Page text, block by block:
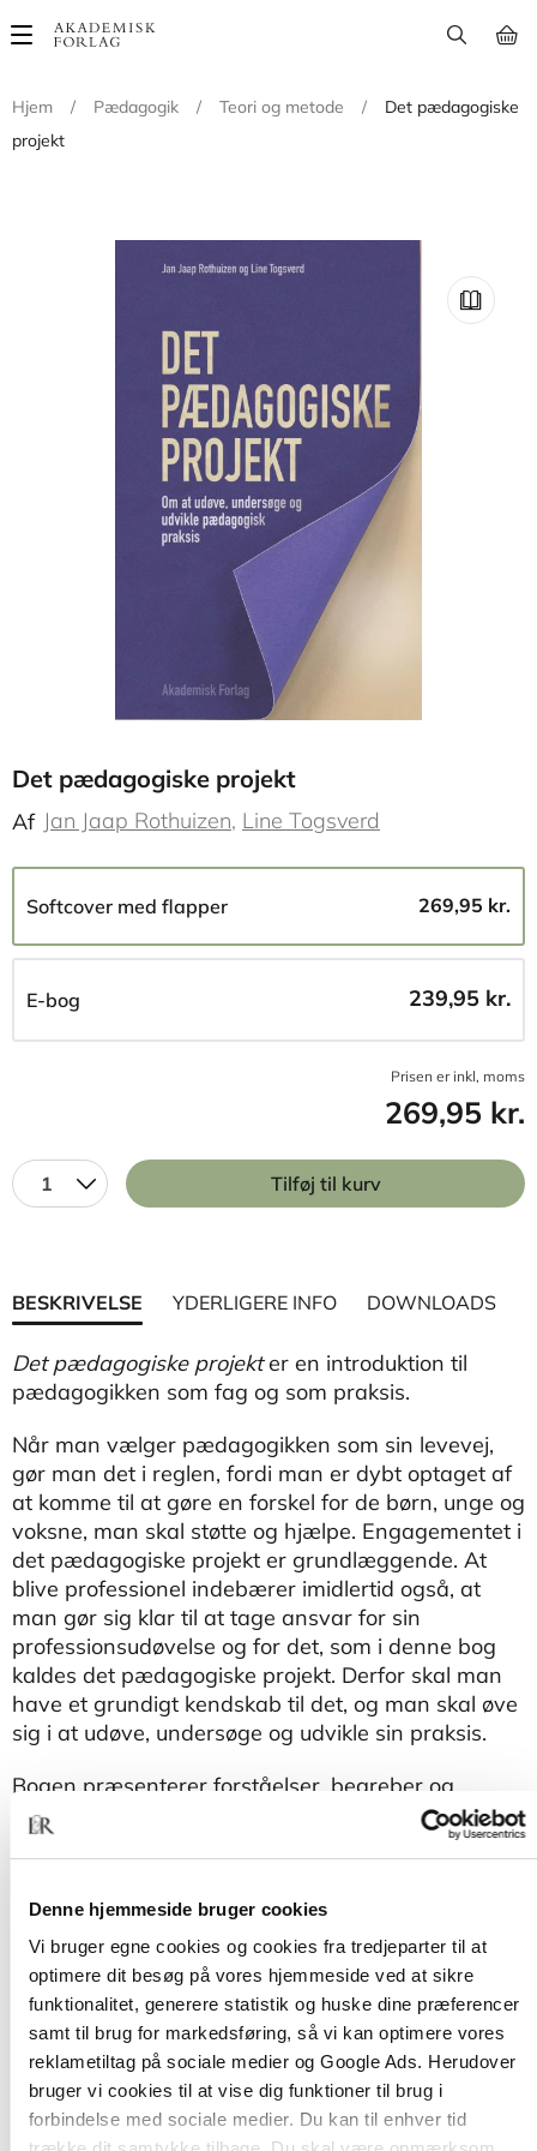
Denne hjemmeside bruger cookies
Vi bruger egne cookies og cookies fra tredjeparter til at
optimere dit besøg på vores hjemmeside ved at sikre
funktionalitet, generere statistik og huske dine præferencer
samt til brug for markedsføring, så vi kan optimere vores
reklametiltag på sociale medier og Google Ads. Herudover
bruger vi cookies til at vise dig funktioner til brug i
forbindelse med sociale medier. Du kan til enhver tid
Main
Hjem
/ Pædagogik / Teori og metode /
Det pædagogiske
projekt
Det pædagogiske projekt
Af Jan Jaap Rothuizen Line Togsverd
Softcover med flapper 269,95 kr.
E-bog 239,95 kr.
Prisen er inkl, moms
269,95 kr.
1 Tilføj til kurv
BESKRIVELSE YDERLIGERE INFO DOWNLOADS
Det pædagogiske projekter en introduktion til
pædagogikken som fag og som praksis.
Når man vælger pædagogikken som sin levevej,
gør man det i reglen, fordi man er dybt optaget af
at komme til at gøre en forskel for de børn, unge og
voksne, man skal støtte og hjælpe. Engagementet i
det pædagogiske projekt er grundlæggende. At
blive professionel indebærer imidlertid også, at
man gør sig klar til at tage ansvar for sin
professionsudøvelse og for det, som i denne bog
kaldes det pædagogiske projekt. Derfor skal man
have et grundigt kendskab til det, og man skal øve
sig i at udøve, undersøge og udvikle sin praksis.
Bogen præsenterer forståelser, begreber og
indsigter, der kan bidrage til, at studerende og
professionelle udvikler deres pædagogiske
ansvar for det pædagogiske projekt.
Til bogen hører et kopiark, der kan downloades i
PDF-format under fanen "Downloads" på siden
her.